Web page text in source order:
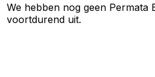
We hebben nog geen
voortdurend uit.